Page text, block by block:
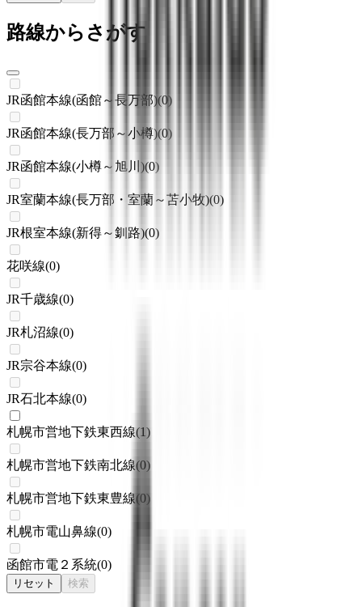
路線からさがす
JR函館本線(函館～長万部)(0)
JR函館本線(長万部～小樽)(0)
JR函館本線(小樽～旭川)(0)
JR室蘭本線(長万部・室蘭～苫小牧)(0)
JR根室本線(新得～釧路)(0)
花咲線(0)
JR千歳線(0)
JR札沼線(0)
JR宗谷本線(0)
JR石北本線(0)
札幌市営地下鉄東西線(1)
札幌市営地下鉄南北線(0)
札幌市営地下鉄東豊線(0)
札幌市電山鼻線(0)
函館市電２系統(0)
リセット 検索